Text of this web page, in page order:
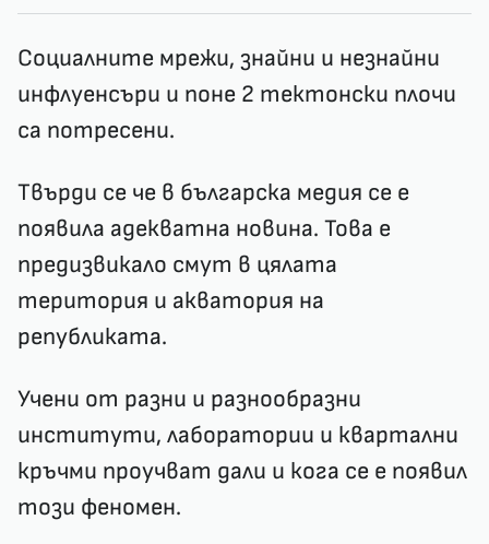
Социалните мрежи, знайни и незнайни
инфлуенсъри и поне 2 тектонски плочи
са потресени.
Твърди се че в българска медия се е
появила адекватна новина. Това е
предизвикало смут в цялата
територия и акватория на
републиката.
Учени от разни и разнообразни
институти, лаборатории и квартални
кръчми проучват дали и кога се е появил
този феномен.